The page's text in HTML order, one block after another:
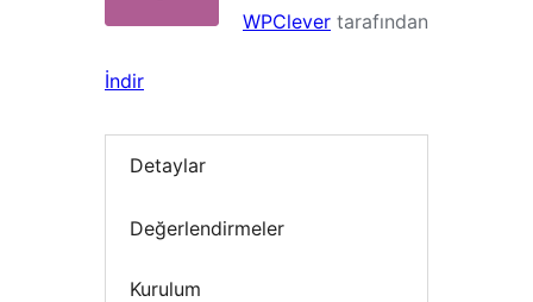
WPClever tarafından
İndir
Detaylar
Değerlendirmeler
Kurulum